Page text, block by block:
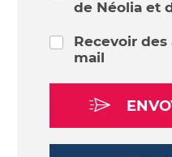
de Néolia et
Recevoir
mail